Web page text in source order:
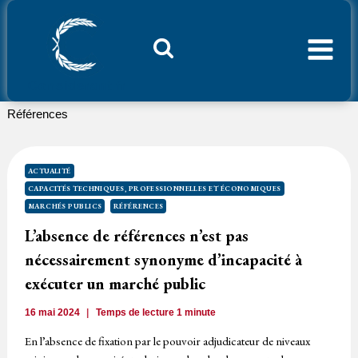
Aller
Références
ACTUALITÉ
CAPACITÉS TECHNIQUES, PROFESSIONNELLES ET ÉCONOMIQUES
MARCHÉS PUBLICS
RÉFÉRENCES
L’absence de références n’est pas
nécessairement synonyme d’incapacité à
exécuter un marché public
16 mai 2024 Temps de lecture1 minute
En l’absence de fixation par le pouvoir adjudicateur de niveaux